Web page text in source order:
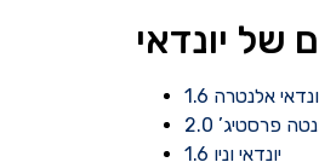
של יונדאי
אלנטרה 1.6
פרסטיג’ 2.0
יונדאי וניו 1.6